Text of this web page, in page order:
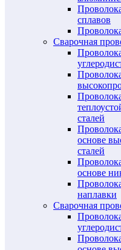
сплавов
Сварочная
сталей
основе
сталей
основе
наплавки
Сварочная